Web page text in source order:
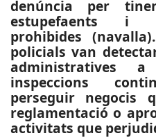
denúncia per
estupefaents i
prohibides
policials van
administratives a
inspeccions
perseguir negocis
reglamentació o
activitats que